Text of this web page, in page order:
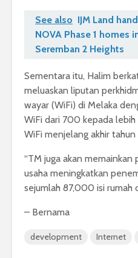
See also IJM Land
NOVA Phase 1 homes
Seremban 2 Heights
Sementara itu, Halim
meluaskan liputan
wayar (WiFi) di Melaka
WiFi dari 700 kepada
WiFi menjelang akhir tahun
“TM juga akan
usaha meningkatkan
sejumlah 87,000 isi rumah
– Bernama
development Internet